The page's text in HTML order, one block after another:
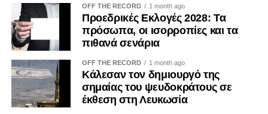
OFF THE RECORD 1 month ago
Προεδρικές Εκλογές 2028: Τα
πρόσωπα, οι ισορροπίες και τα
πιθανά σενάρια
OFF THE RECORD 1 month ago
Κάλεσαν τον δημιουργό της
σημαίας του ψευδοκράτους σε
έκθεση στη Λευκωσία